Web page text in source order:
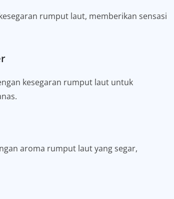
rumput laut, memberikan sensasi
kesegaran rumput laut untuk
aroma rumput laut yang segar,